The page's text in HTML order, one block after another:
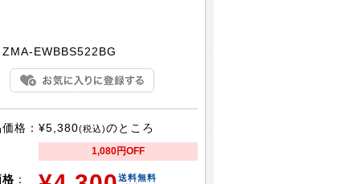
ZMA-EWBBS522BG
格： ¥5,380(税込)のところ
1,080円OFF
：
送料無料